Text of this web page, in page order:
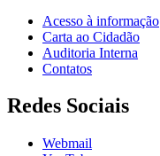
Acesso à informação
Carta ao Cidadão
Auditoria Interna
Contatos
Redes Sociais
Webmail